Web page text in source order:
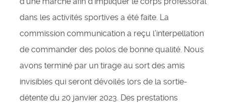
dans les activités sportives a été faite. La
commission communication a reçu l’interpellation
de commander des polos de bonne qualité. Nous
avons terminé par un tirage au sort des amis
invisibles qui seront dévoilés lors de la sortie-
détente du 20 janvier 2023. Des prestations